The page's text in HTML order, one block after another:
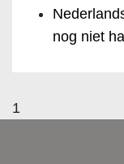
nog niet
1